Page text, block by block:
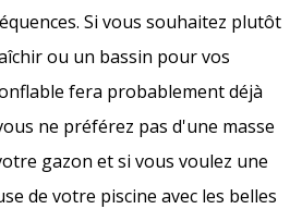
Si vous souhaitez plutôt
ou un bassin pour vos
fera probablement déjà
ne préférez pas d'une masse
gazon et si vous voulez une
de votre piscine avec les belles